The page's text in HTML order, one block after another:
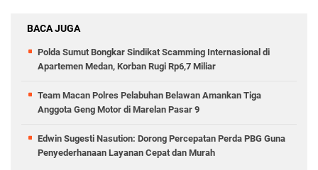
BACA JUGA
Polda Sumut Bongkar Sindikat Scamming Internasional di
Apartemen Medan, Korban Rugi Rp6,7 Miliar
Team Macan Polres Pelabuhan Belawan Amankan Tiga
Anggota Geng Motor di Marelan Pasar 9
Edwin Sugesti Nasution: Dorong Percepatan Perda PBG Guna
Penyederhanaan Layanan Cepat dan Murah